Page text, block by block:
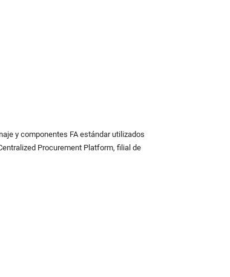
y componentes FA estándar utilizados
Procurement Platform, filial de